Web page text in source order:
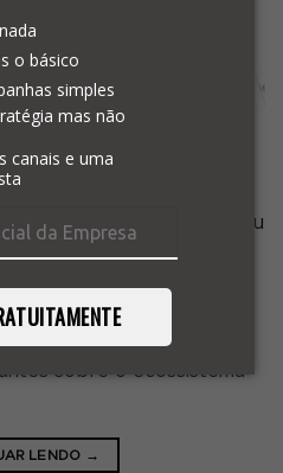
o básico
simples
mas não
canais e uma
os primeiros
como melhorar o seu
é um desejo de
que ofereça um
na internet. Mas como
do Blog da Freela vai
sobre o ecossistema
LENDO →